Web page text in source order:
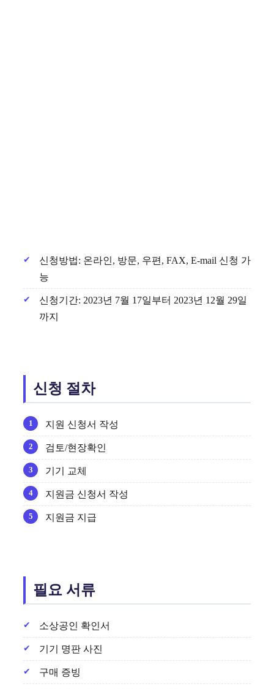
신청방법: 온라인, 방문, 우편, FAX, E-mail 신청 가
능
신청기간: 2023년 7월 17일부터 2023년 12월 29일
까지
신청 절차
지원 신청서 작성
검토/현장확인
기기 교체
지원금 신청서 작성
지원금 지급
필요 서류
소상공인 확인서
기기 명판 사진
구매 증빙